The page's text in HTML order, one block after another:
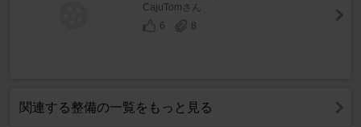
CajuTomさん
6
8
関連する整備の一覧をもっと見る